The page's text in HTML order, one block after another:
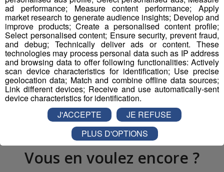
Inscrivez-vous ici
Partager sur Facebook
Partager sur Twitter
Vous en voulez encore ?
ad performance; Measure content performance; Apply
market research to generate audience insights; Develop and
improve products; Create a personalised content profile;
Select personalised content; Ensure security, prevent fraud,
and debug; Technically deliver ads or content. These
technologies may process personal data such as IP address
and browsing data to offer following functionalities: Actively
scan device characteristics for identification; Use precise
geolocation data; Match and combine offline data sources;
Link different devices; Receive and use automatically-sent
device characteristics for identification.
J'ACCEPTE
JE REFUSE
PLUS D'OPTIONS